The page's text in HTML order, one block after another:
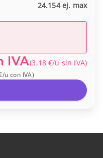
24.154 ej. max
IVA(3,18 €/u sin IVA)
/ucon IVA)